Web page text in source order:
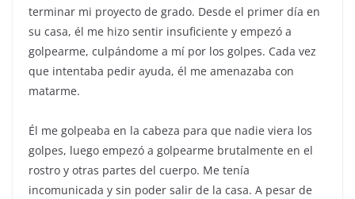
terminar mi proyecto de grado. Desde el primer día en
su casa, él me hizo sentir insuficiente y empezó a
golpearme, culpándome a mí por los golpes. Cada vez
que intentaba pedir ayuda, él me amenazaba con
matarme.
Él me golpeaba en la cabeza para que nadie viera los
golpes, luego empezó a golpearme brutalmente en el
rostro y otras partes del cuerpo. Me tenía
incomunicada y sin poder salir de la casa. A pesar de